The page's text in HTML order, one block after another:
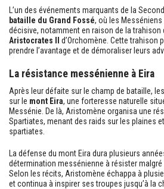
L’un des événements marquants de la
bataille du Grand Fossé, où les
décisive, notamment en raison de la trahison
Aristocrates II
d’Orchomène. Cette trahison
prendre l’avantage et de démoraliser leurs
La résistance messénienne à Eira
Après leur défaite sur le champ de bataille,
sur le mont Eira, une forteresse naturelle
Messénie. De là, Aristomène organisa une
Spartiates, menant des raids sur les plaines
spartiates.
La défense du mont Eira dura plusieurs
détermination messénienne à résister
Selon les récits, Aristomène échappa à
et continua à inspirer ses troupes jusqu’à la